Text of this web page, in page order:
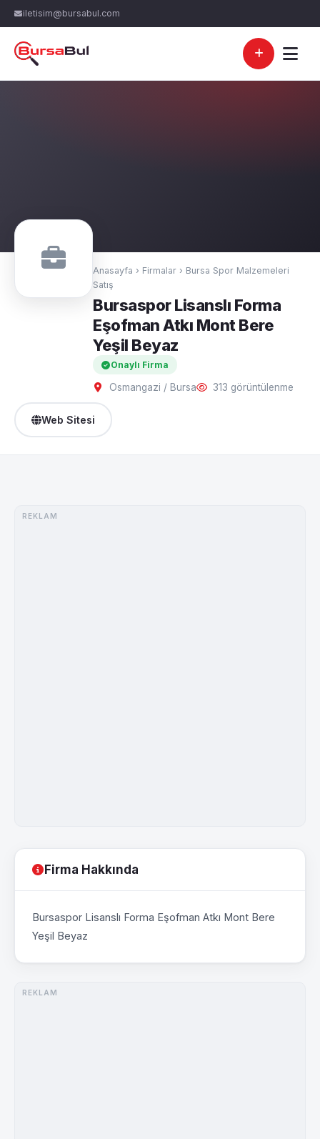
iletisim@bursabul.com
Anasayfa › Firmalar › Bursa Spor Malzemeleri
Satış
Bursaspor Lisanslı Forma
Eşofman Atkı Mont Bere
Yeşil Beyaz
Onaylı Firma
Osmangazi / Bursa 313 görüntülenme
Web Sitesi
Firma Hakkında
Bursaspor Lisanslı Forma Eşofman Atkı Mont Bere
Yeşil Beyaz